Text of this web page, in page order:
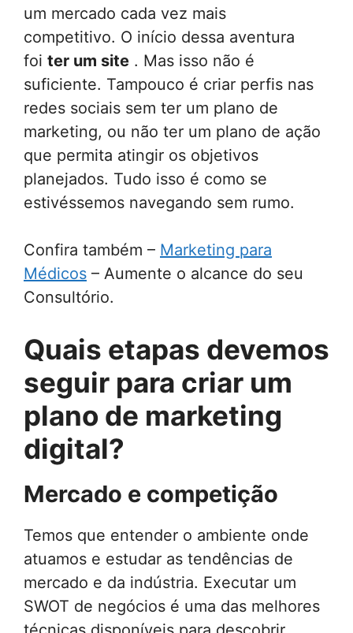
um mercado cada vez mais
competitivo. O início dessa aventura
foi ter um site . Mas isso não é
suficiente. Tampouco é criar perfis nas
redes sociais sem ter um plano de
marketing, ou não ter um plano de ação
que permita atingir os objetivos
planejados. Tudo isso é como se
estivéssemos navegando sem rumo.
Confira também – Marketing para
Médicos – Aumente o alcance do seu
Consultório.
Quais etapas devemos
seguir para criar um
plano de marketing
digital?
Mercado e competição
Temos que entender o ambiente onde
atuamos e estudar as tendências de
mercado e da indústria. Executar um
SWOT de negócios é uma das melhores